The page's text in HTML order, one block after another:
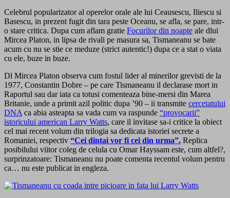
Celebrul popularizator al operelor orale ale lui Ceausescu, Iliescu si
Basescu, in prezent fugit din tara peste Oceanu, se afla, se pare, intr-
o stare critica. Dupa cum aflam gratie Focurilor din noapte ale dlui
Mircea Platon, in lipsa de rivali pe masura sa, Tismaneanu se bate
acum cu nu se stie ce meduze (strict autentic!) dupa ce a stat o viata
cu ele, buze in buze.
Dl Mircea Platon observa cum fostul lider al minerilor grevisti de la
1977, Constantin Dobre – pe care Tismaneanu il declarase mort in
Raportul sau dar iata ca totusi comenteaza bine-mersi din Marea
Britanie, unde a primit azil politic dupa ’90 – ii transmite cercetatului
DNA ca abia asteapta sa vada cum va raspunde “provocarii”
istoricului american Larry Watts, care il invitase sa-i critice la obiect
cel mai recent volum din trilogia sa dedicata istoriei secrete a
Romaniei, respectiv “Cei dintai vor fi cei din urma”. Replica
posibilului viitor coleg de celula cu Omar Hayssam este, cum altfel?,
surprinzatoare: Tismaneanu nu poate comenta recentul volum pentru
ca… nu este publicat in engleza.